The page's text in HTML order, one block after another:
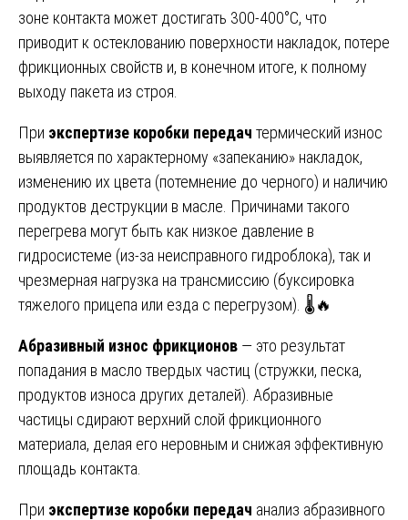
зоне контакта может достигать 300-400°C, что
приводит к остеклованию поверхности накладок, потере
фрикционных свойств и, в конечном итоге, к полному
выходу пакета из строя.
При экспертизе коробки передач термический износ
выявляется по характерному «запеканию» накладок,
изменению их цвета (потемнение до черного) и наличию
продуктов деструкции в масле. Причинами такого
перегрева могут быть как низкое давление в
гидросистеме (из-за неисправного гидроблока), так и
чрезмерная нагрузка на трансмиссию (буксировка
тяжелого прицепа или езда с перегрузом). 🌡️🔥
Абразивный износ фрикционов — это результат
попадания в масло твердых частиц (стружки, песка,
продуктов износа других деталей). Абразивные
частицы сдирают верхний слой фрикционного
материала, делая его неровным и снижая эффективную
площадь контакта.
При экспертизе коробки передач анализ абразивного